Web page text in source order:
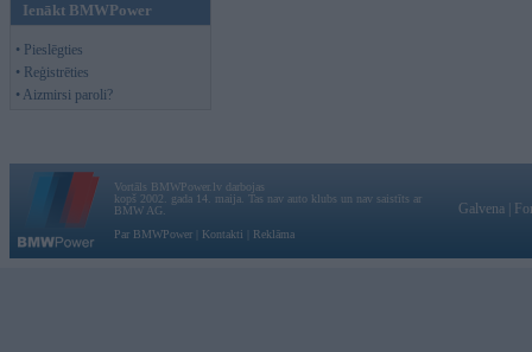
Ienākt BMWPower
• Pieslēgties
• Reģistrēties
• Aizmirsi paroli?
Vortāls BMWPower.lv darbojas
kopš 2002. gada 14. maija. Tas nav auto klubs un nav saistīts ar
BMW AG.
Par BMWPower
Kontakti Reklāma
Galvena